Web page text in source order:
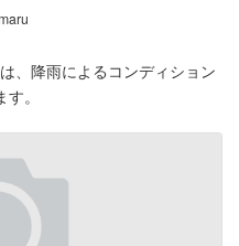
、降雨によるコンディション
。